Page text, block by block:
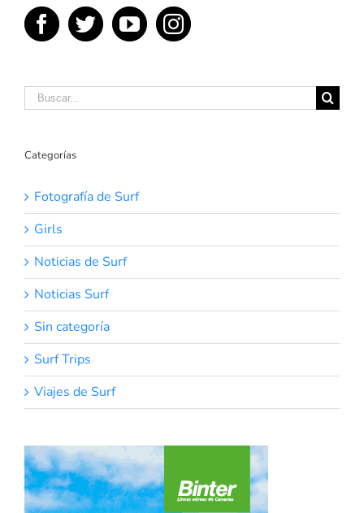
Buscar:
Categorías
Fotografía de Surf
Girls
Noticias de Surf
Noticias Surf
Sin categoría
Surf Trips
Viajes de Surf